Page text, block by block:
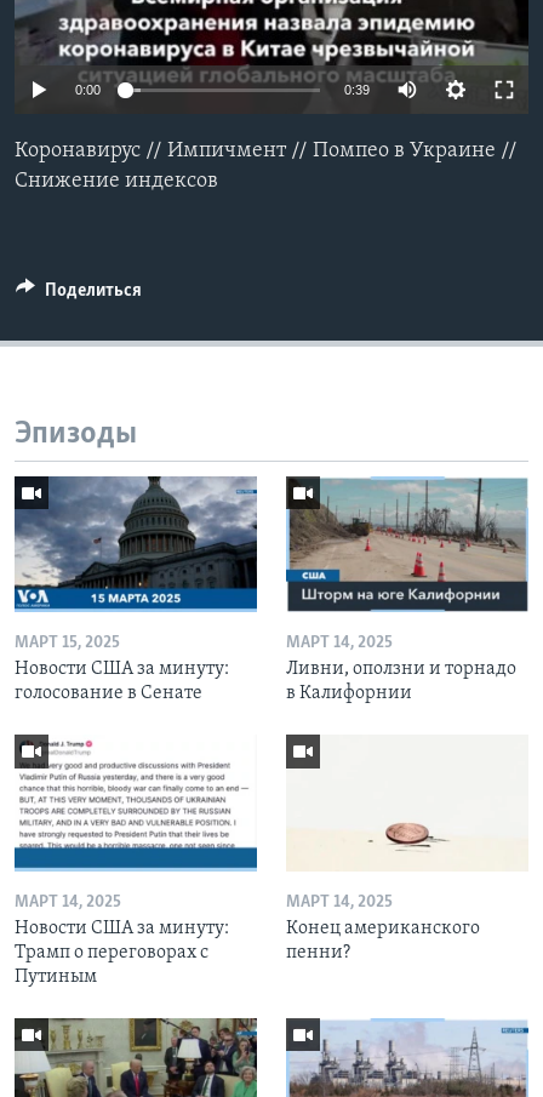
Learning English
0:00 0:39
Коронавирус // Импичмент // Помпео в Украине //
Снижение индексов
Поделиться
Эпизоды
МАРТ 15, 2025
Новости США за минуту:
голосование в Сенате
МАРТ 14, 2025
Ливни, оползни и торнадо
в Калифорнии
МАРТ 14, 2025
Новости США за минуту:
Трамп о переговорах с
Путиным
МАРТ 14, 2025
Конец американского
пенни?